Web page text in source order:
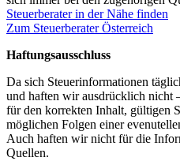
Steuerberater in der Nähe finden
Zum Steuerberater Österreich
Haftungsausschluss
Da sich Steuerinformationen
und haften wir ausdrücklich nicht
für den korrekten Inhalt, gültigen
möglichen Folgen einer
Auch haften wir nicht für die
Quellen.